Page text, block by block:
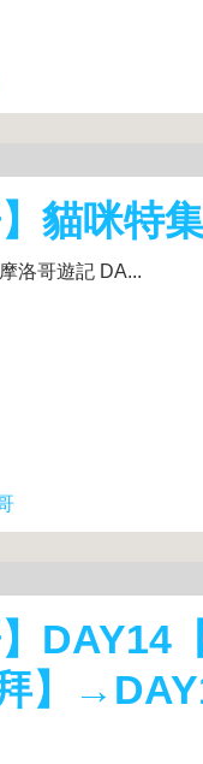
貓咪特
洛哥遊記 DA...
DAY14
】